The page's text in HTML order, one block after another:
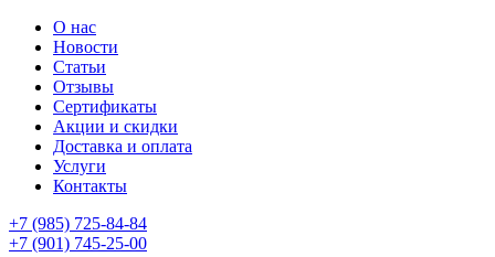
О нас
Новости
Статьи
Отзывы
Сертификаты
Акции и скидки
Доставка и оплата
Услуги
Контакты
+7 (985) 725-84-84
+7 (901) 745-25-00